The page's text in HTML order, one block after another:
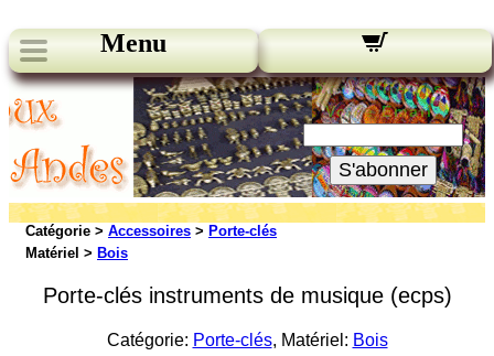
Menu
Nos bulletins:
Votre Email:
S'abonner
Catégorie > Accessoires > Porte-clés
Matériel > Bois
Porte-clés instruments de musique (ecps)
Catégorie: Porte-clés, Matériel: Bois